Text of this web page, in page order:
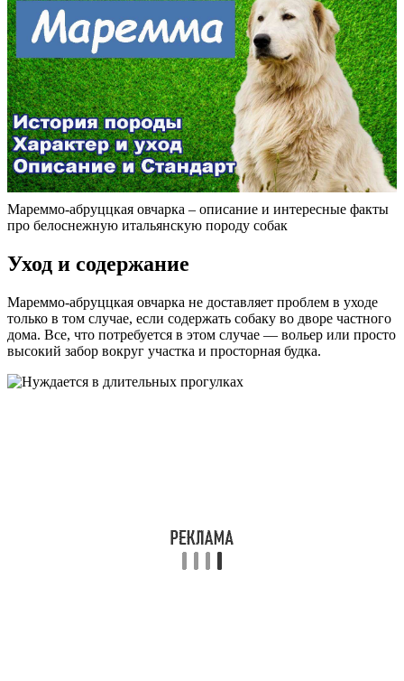
Мареммо-абруццкая овчарка – описание и интересные факты
про белоснежную итальянскую породу собак
Уход и содержание
Мареммо-абруццкая овчарка не доставляет проблем в уходе
только в том случае, если содержать собаку во дворе частного
дома. Все, что потребуется в этом случае — вольер или просто
высокий забор вокруг участка и просторная будка.